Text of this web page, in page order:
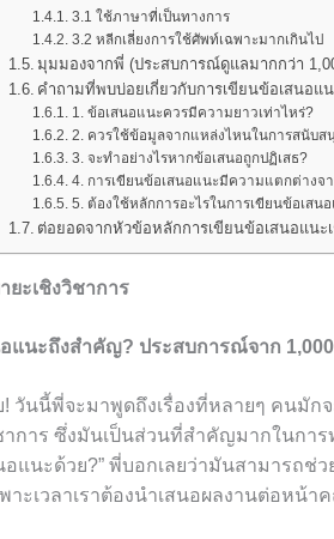
3.1 ใช้ภาษาที่เป็นทางการ
3.2 หลีกเลี่ยงการใช้ศัพท์เฉพาะมากเกินไป
มุมมองจากพี่ (ประสบการณ์ดูแลมากกว่า
คำถามที่พบบ่อยเกี่ยวกับการเขียนข้อเสนอแ
1. ข้อเสนอแนะควรมีความยาวเท่าไหร่?
2. ควรใช้ข้อมูลจากแหล่งไหนในการสนับส
3. จะทำอย่างไรหากข้อเสนอถูกปฏิเสธ?
4. การเขียนข้อเสนอแนะมีความแตกต่างจ
5. ต้องใช้หลักการอะไรในการเขียนข้อเสน
ต่อยอดจากหัวข้อหลักการเขียนข้อเสนอแนะ
ยะเชิงวิชาการ
แนะถึงสำคัญ? ประสบการณ์จาก 1,000
วันนี้พี่จะมาพูดถึงเรื่องที่หลายๆ คนมัก
าการ ซึ่งมันเป็นส่วนที่สำคัญมากในกา
อแนะด้วย?” พี่บอกเลยว่ามันสามารถช่
าะเวลาเราต้องนำเสนอผลงานต่อหน้